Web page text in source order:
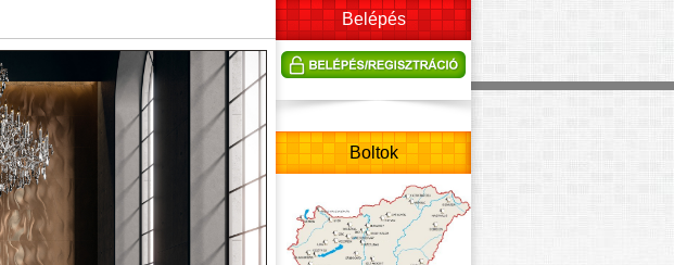
Belépés
Boltok